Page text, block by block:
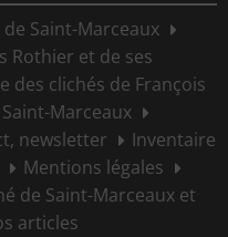
Saint-Marceaux
Rothier et de ses
des clichés de François
Marceaux
newsletter
Inventaire
Mentions légales
de Saint-Marceaux et
articles